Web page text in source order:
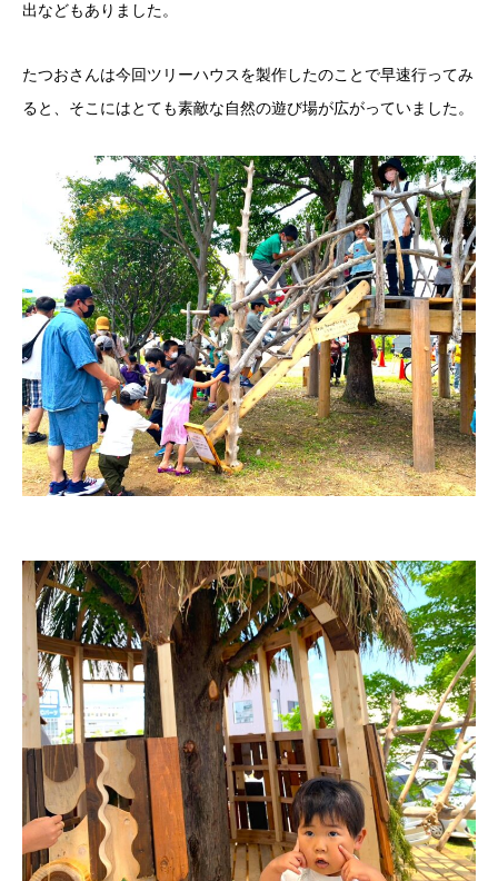
出などもありました。
たつおさんは今回ツリーハウスを製作したのことで早速行ってみ
ると、そこにはとても素敵な自然の遊び場が広がっていました。